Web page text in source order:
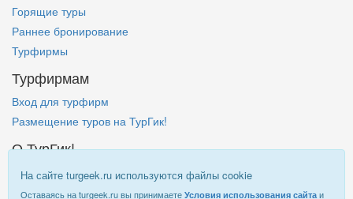
На сайте turgeek.ru используются файлы cookie
Оставаясь на turgeek.ru вы принимаете Условия использования сайта и
Горящие туры
Раннее бронирование
Турфирмы
Турфирмам
Вход для турфирм
Размещение туров на ТурГик!
О ТурГик!
Кто такой ТурГик?
Правовая информация